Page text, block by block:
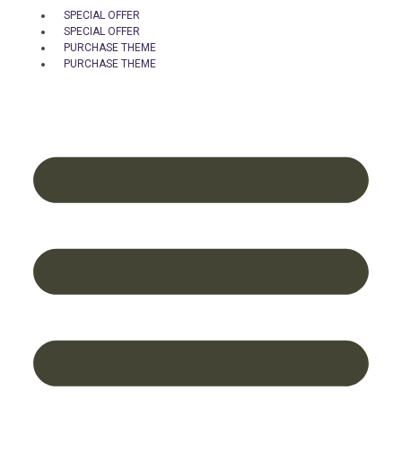
SPECIAL OFFER
SPECIAL OFFER
PURCHASE THEME
PURCHASE THEME